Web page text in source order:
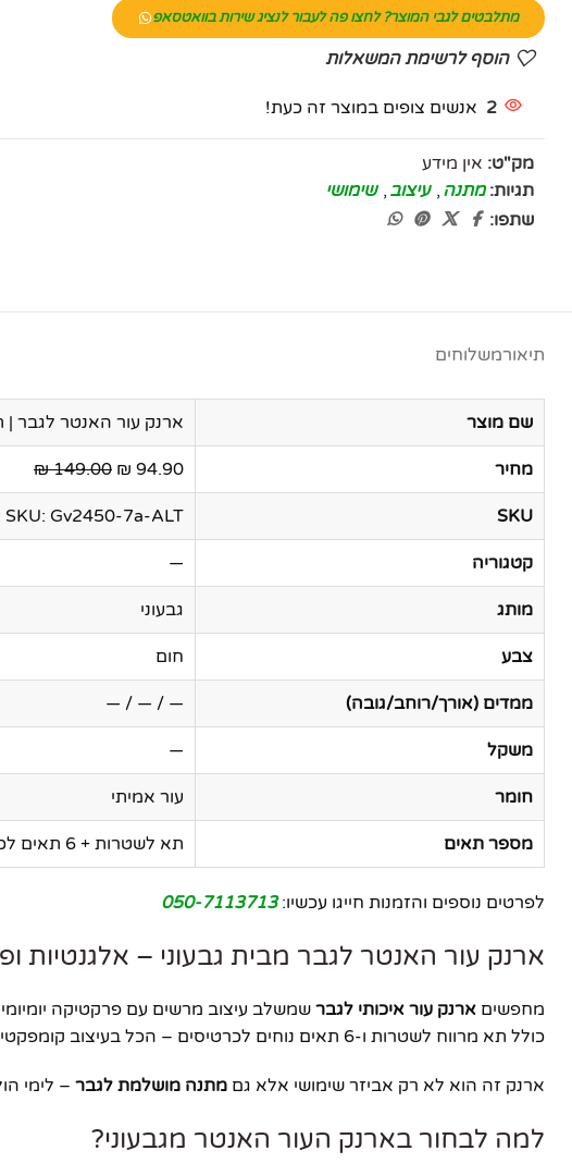
מתלבטים לגבי המוצר? לחצו פה לעבור לנציג שירות בוואטסאפ
הוסף לרשימת המשאלות
2 אנשים צופים במוצר זה כעת!
מק"ט: אין מידע
תגיות: מתנה , עיצוב , שימושי
שתפו:
תיאורמשלוחים
שם מוצר ארנק עור האנטר לגבר | תא לשטרות ו-6 תאים
מחיר 94.90 ₪
149.00 ₪
SKU
Gv2450-7a-ALT
קטגוריה —
מותג גבעוני
צבע חום
ממדים (אורך/רוחב/גובה) — / — / —
משקל —
חומר עור אמיתי
מספר תאים תא לשטרות + 6 תאים לכרטיסים
לפרטים נוספים והזמנות חייגו עכשיו:050-7113713
ארנק עור האנטר לגבר מבית גבעוני – אלגנטיות
מחפשים ארנק עור איכותי לגבר שמשלב עיצוב מרשים עם פרקטיקה
כולל תא מרווח לשטרות ו-6 תאים נוחים לכרטיסים – הכל בעיצוב קומפקטי ומעודן.
ארנק זה הוא לא רק אביזר שימושי אלא גם מתנה מושלמת לגבר – לימי
למה לבחור בארנק העור האנטר מגבעוני?